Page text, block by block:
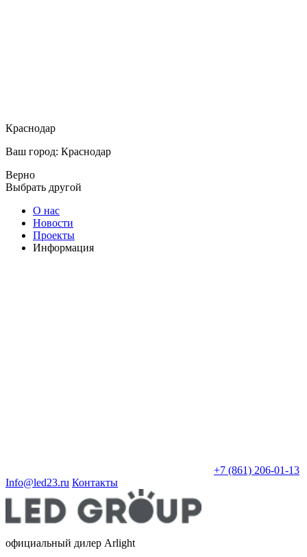
Краснодар
Ваш город: Краснодар
Верно
Выбрать другой
О нас
Новости
Проекты
Информация
+7 (861) 206-01-13
Info@led23.ru Контакты
официальный дилер Arlight